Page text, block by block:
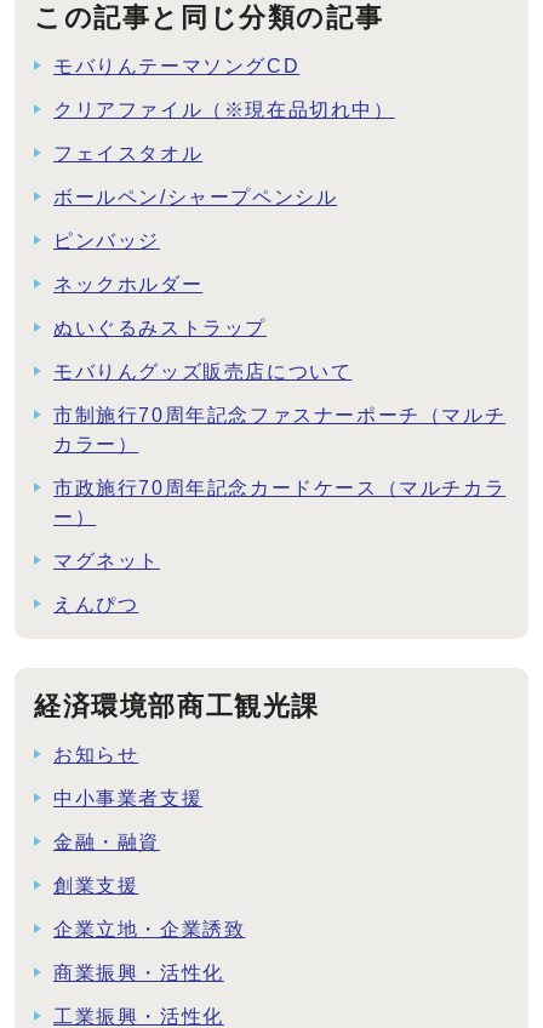
この記事と同じ分類の記事
モバりんテーマソングCD
クリアファイル（※現在品切れ中）
フェイスタオル
ボールペン/シャープペンシル
ピンバッジ
ネックホルダー
ぬいぐるみストラップ
モバりんグッズ販売店について
市制施行70周年記念ファスナーポーチ（マルチ
カラー）
市政施行70周年記念カードケース（マルチカラ
ー）
マグネット
えんぴつ
経済環境部商工観光課
お知らせ
中小事業者支援
金融・融資
創業支援
企業立地・企業誘致
商業振興・活性化
工業振興・活性化